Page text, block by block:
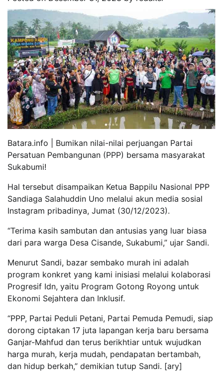
Batara.info | Bumikan nilai-nilai perjuangan Partai
Persatuan Pembangunan (PPP) bersama masyarakat
Sukabumi!
Hal tersebut disampaikan Ketua Bappilu Nasional PPP
Sandiaga Salahuddin Uno melalui akun media sosial
Instagram pribadinya, Jumat (30/12/2023).
“Terima kasih sambutan dan antusias yang luar biasa
dari para warga Desa Cisande, Sukabumi,” ujar Sandi.
Menurut Sandi, bazar sembako murah ini adalah
program konkret yang kami inisiasi melalui kolaborasi
Progresif Idn, yaitu Program Gotong Royong untuk
Ekonomi Sejahtera dan Inklusif.
“PPP, Partai Peduli Petani, Partai Pemuda Pemudi, siap
dorong ciptakan 17 juta lapangan kerja baru bersama
Ganjar-Mahfud dan terus berikhtiar untuk wujudkan
harga murah, kerja mudah, pendapatan bertambah,
dan hidup berkah,” demikian tutup Sandi. [ary]